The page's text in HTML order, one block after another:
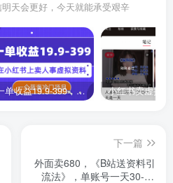
天会更好，今天就能承受艰辛
一单收益19.9-399，一个蓝海冷门项目，在小红书上卖人事虚拟资料
下一篇
外面卖680，《B站送资料引
流法》，单账号一天30-50